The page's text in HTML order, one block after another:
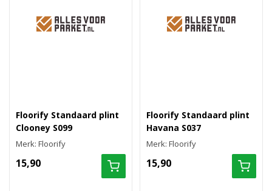
Floorify Standaard plint
Clooney S099
Merk: Floorify
15,90
Floorify Standaard plint
Havana S037
Merk: Floorify
15,90